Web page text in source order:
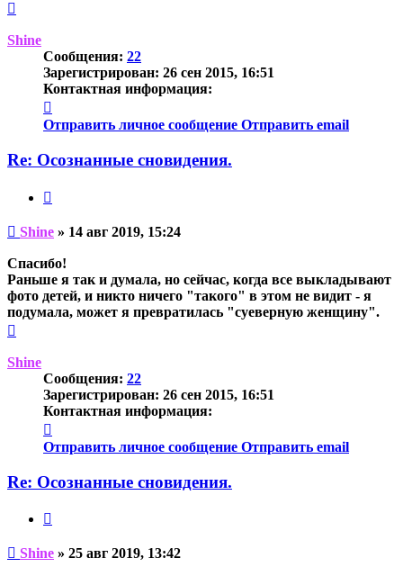
началу
Shine
Сообщения: 22
Зарегистрирован: 26 сен 2015, 16:51
Контактная информация:
информация
пользователя
Отправить личное сообщение Отправить email
Re: Осознанные сновидения.
Непрочитанное
Shine » 14 авг 2019, 15:24
Спасибо!
Раньше я так и думала, но сейчас, когда все выкладывают
фото детей, и никто ничего "такого" в этом не видит - я
подумала, может я превратилась "суеверную женщину".
началу
Shine
Сообщения: 22
Зарегистрирован: 26 сен 2015, 16:51
Контактная информация:
информация
пользователя
Отправить личное сообщение Отправить email
Re: Осознанные сновидения.
Непрочитанное
Shine » 25 авг 2019, 13:42